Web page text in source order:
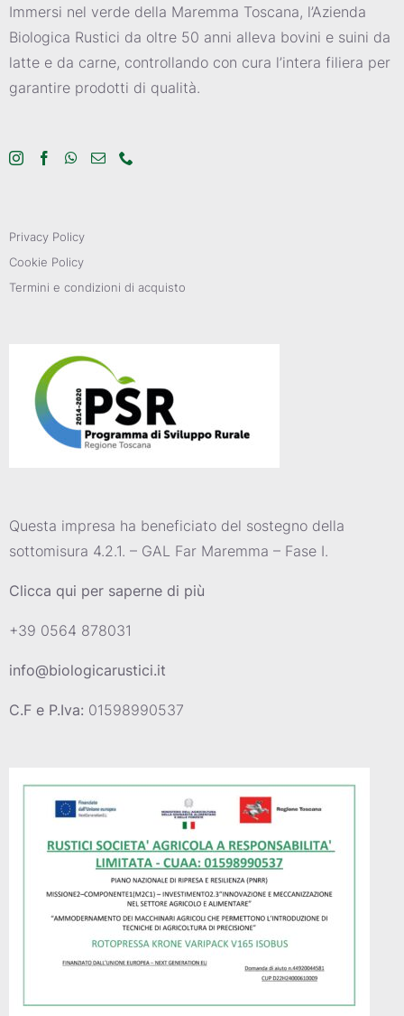
Immersi nel verde della Maremma Toscana, l’Azienda
Biologica Rustici da oltre 50 anni alleva bovini e suini da
latte e da carne, controllando con cura l’intera filiera per
garantire prodotti di qualità.
Privacy Policy
Cookie Policy
Termini e condizioni di acquisto
Questa impresa ha beneficiato del sostegno della
sottomisura 4.2.1. – GAL Far Maremma – Fase I.
Clicca qui per saperne di più
+39 0564 878031
info@biologicarustici.it
C.F e P.Iva: 01598990537